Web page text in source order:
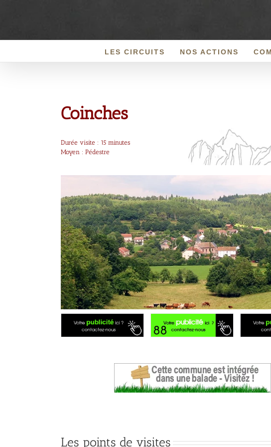
LES CIRCUITS NOS ACTIONS
Coinches
Durée visite : 15 minutes
Moyen : Pédestre
Les points de visites